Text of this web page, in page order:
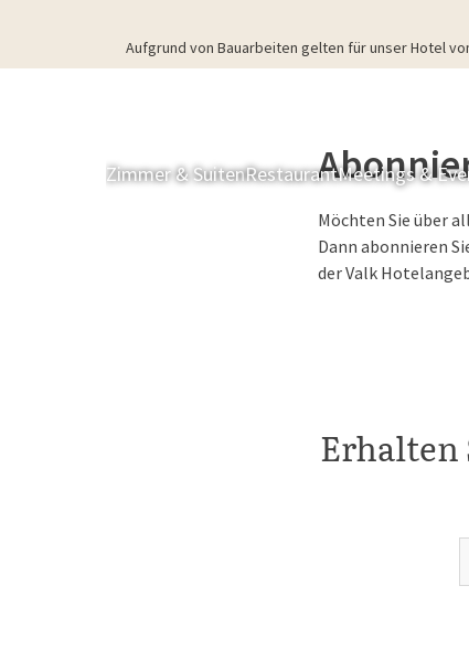
Aufgrund von Bauarbeiten gelten für unser Hotel
Zimmer & SuitenRestaurantMeetings &
Möchten Sie über
Dann abonnieren
der Valk
Erhalten